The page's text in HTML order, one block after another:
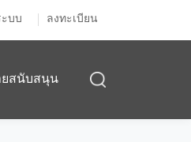
ะบบ ลงทะเบียน
ยสนับสนุน